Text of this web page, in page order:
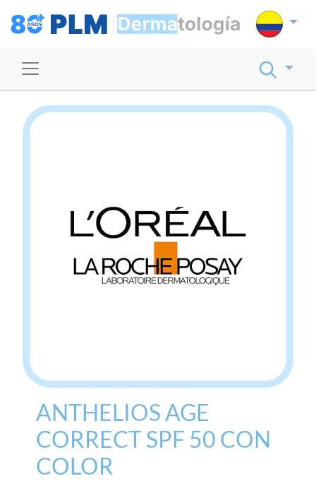
ANTHELIOS AGE
CORRECT SPF 50 CON
COLOR